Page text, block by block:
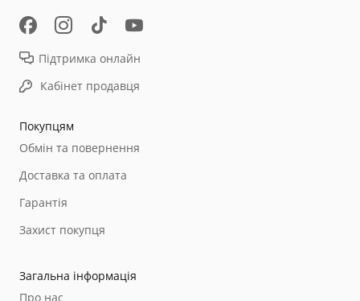
Покупцям
Обмін та повернення
Доставка та оплата
Гарантія
Захист покупця
Загальна інформація
Про нас
Підтримка онлайн
Кабінет продавця